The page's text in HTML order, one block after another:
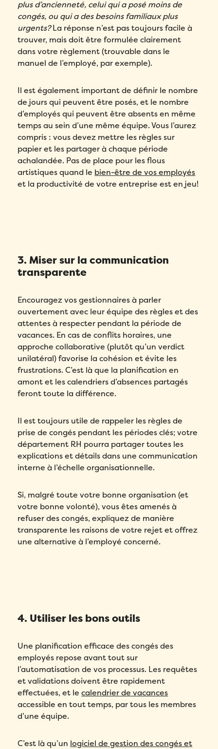
plus d’ancienneté, celui qui a posé moins de
congés, ou qui a des besoins familiaux plus
urgents?La réponse n’est pas toujours facile à
trouver, mais doit être formulée clairement
dans votre règlement (trouvable dans le
manuel de l’employé, par exemple).
Il est également important de définir le nombre
de jours qui peuvent être posés, et le nombre
d’employés qui peuvent être absents en même
temps au sein d’une même équipe. Vous l’aurez
compris : vous devez mettre les règles sur
papier et les partager à chaque période
achalandée. Pas de place pour les flous
artistiques quand le bien-être de vos employés
et la productivité de votre entreprise est en jeu!
3. Miser sur la communication
transparente
Encouragez vos gestionnaires à parler
ouvertement avec leur équipe des règles et des
attentes à respecter pendant la période de
vacances. En cas de conflits horaires, une
approche collaborative (plutôt qu’un verdict
unilatéral) favorise la cohésion et évite les
frustrations. C’est là que la planification en
amont et les calendriers d’absences partagés
feront toute la différence.
Il est toujours utile de rappeler les règles de
prise de congés pendant les périodes clés; votre
département RH pourra partager toutes les
explications et détails dans une communication
interne à l’échelle organisationnelle.
Si, malgré toute votre bonne organisation (et
votre bonne volonté), vous êtes amenés à
refuser des congés, expliquez de manière
transparente les raisons de votre rejet et offrez
une alternative à l’employé concerné.
4. Utiliser les bons outils
Une planification efficace des congés des
employés repose avant tout sur
l’automatisation de vos processus. Les requêtes
et validations doivent être rapidement
effectuées, et lecalendrier de vacances
accessible en tout temps, par tous les membres
d’une équipe.
C’est là qu’un logiciel de gestion des congés et
Prénom *
Nom
Téléphone *
Remplissez ce formulaire pour réserver
votre place!
Prénom
Remplissez le formulaire ci-dessous
pour obtenir votre audit personnalisé!